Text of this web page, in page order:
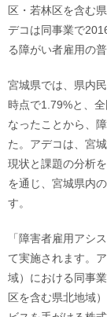
区・若林区を含む
デコは同事業で
る障がい者雇用の
宮城県では、県内
時点で1.79%と、
なったことから、
た。アデコは、宮
現状と課題の分析
を通じ、宮城県内
す。
「障害者雇用アシ
て実施されます。
域）における同事
区を含む県北地域